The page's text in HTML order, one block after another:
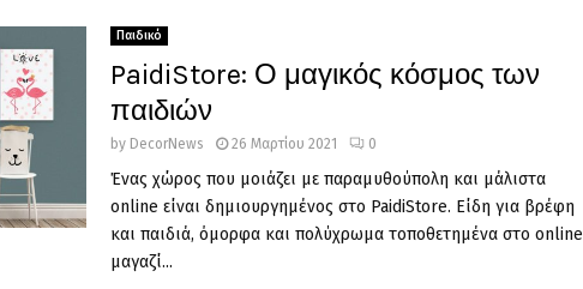
Παιδικό
PaidiStore: Ο μαγικός κόσμος των
παιδιών
by DecorNews 26 Μαρτίου 2021 0
Ένας χώρος που μοιάζει με παραμυθούπολη και μάλιστα
online είναι δημιουργημένος στο PaidiStore. Είδη για βρέφη
και παιδιά, όμορφα και πολύχρωμα τοποθετημένα στο online
μαγαζί...